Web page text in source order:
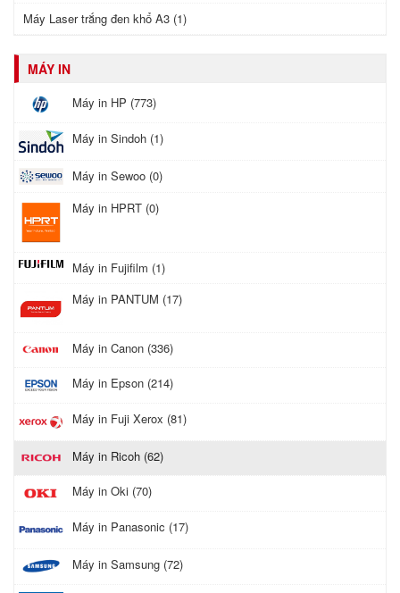
Máy Laser trắng đen khổ A3 (1)
MÁY IN
Máy in HP (773)
Máy in Sindoh (1)
Máy in Sewoo (0)
Máy in HPRT (0)
Máy in Fujifilm (1)
Máy in PANTUM (17)
Máy in Canon (336)
Máy in Epson (214)
Máy in Fuji Xerox (81)
Máy in Ricoh (62)
Máy in Oki (70)
Máy in Panasonic (17)
Máy in Samsung (72)